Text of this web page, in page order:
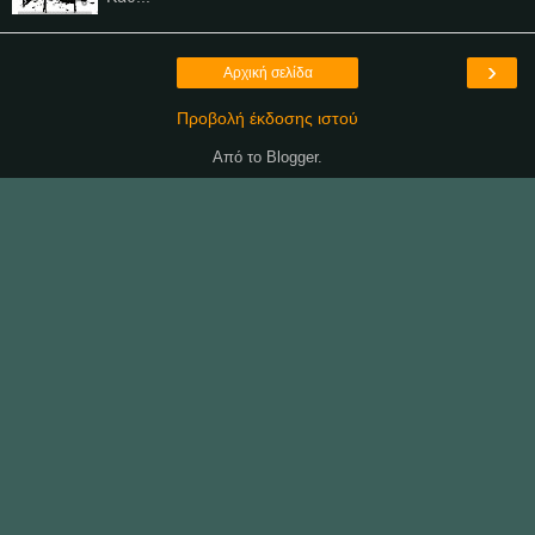
›
Αρχική σελίδα
Προβολή έκδοσης ιστού
Από το Blogger.